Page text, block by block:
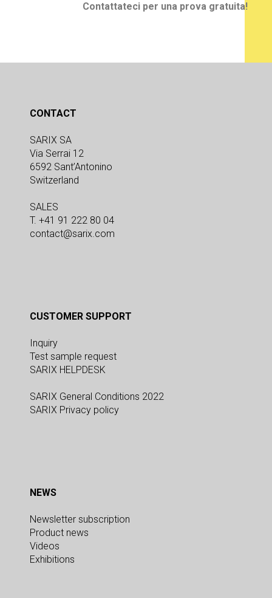
Contattateci per una prova gratuita!
CONTACT
SARIX SA
Via Serrai 12
6592 Sant’Antonino
Switzerland
SALES
T. +41 91 222 80 04
contact@sarix.com
CUSTOMER SUPPORT
Inquiry
Test sample request
SARIX HELPDESK
SARIX General Conditions 2022
SARIX Privacy policy
NEWS
Newsletter subscription
Product news
Videos
Exhibitions